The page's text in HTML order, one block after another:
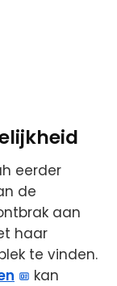
eerder
de
aan
haar
te vinden.
kan